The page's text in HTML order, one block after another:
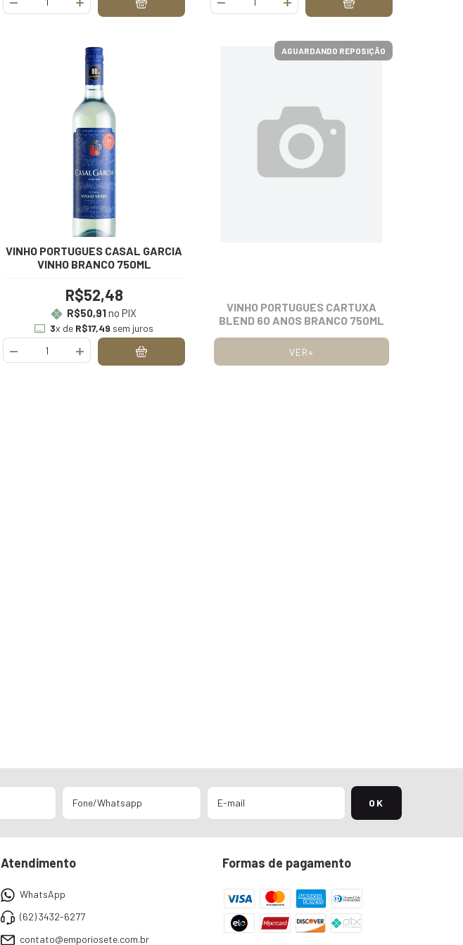
VINHO PORTUGUES CASAL GARCIA
VINHO BRANCO 750ML
R$52,48
R$50,91no PIX
3x de R$17,49 sem juros
AGUARDANDO REPOSIÇÃO
VINHO PORTUGUES CARTUXA
BLEND 60 ANOS BRANCO 750ML
VER+
Atendimento
WhatsApp
(62) 3432-6277
contato@emporiosete.com.br
Formas de pagamento